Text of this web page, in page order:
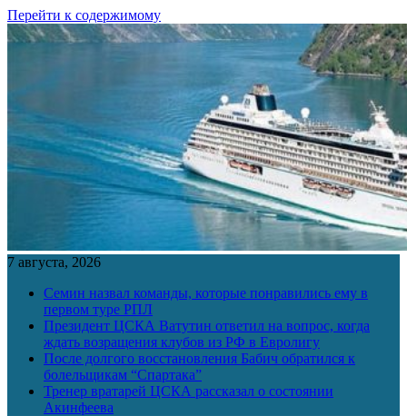
Перейти к содержимому
7 августа, 2026
Семин назвал команды, которые понравились ему в
первом туре РПЛ
Президент ЦСКА Ватутин ответил на вопрос, когда
ждать возращения клубов из РФ в Евролигу
После долгого восстановления Бабич обратился к
болельщикам “Спартака”
Тренер вратарей ЦСКА рассказал о состоянии
Акинфеева